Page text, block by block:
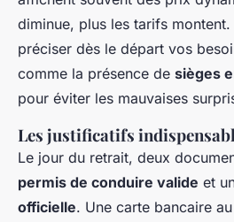
diminue, plus les tarifs montent.
préciser dès le départ vos
comme la présence de sièges
pour éviter les mauvaises
Les justificatifs
Le jour du retrait, deux
permis de conduire valide et
officielle. Une carte bancaire